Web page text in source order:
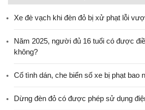
Xe đè vạch khi đèn đỏ bị xử phạt lỗi
Năm 2025, người đủ 16 tuổi có được
không?
Cố tình dán, che biển số xe bị phạt bao
Dừng đèn đỏ có được phép sử dụng